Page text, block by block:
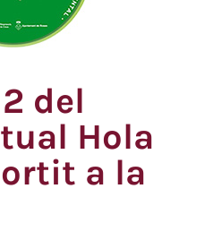
del
Hola
a la